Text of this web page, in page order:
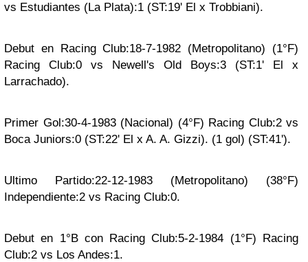
vs Estudiantes (La Plata):1 (ST:19' El x Trobbiani).
Debut en Racing Club:18-7-1982 (Metropolitano) (1°F)
Racing Club:0 vs Newell's Old Boys:3 (ST:1' El x
Larrachado).
Primer Gol:30-4-1983 (Nacional) (4°F) Racing Club:2 vs
Boca Juniors:0 (ST:22' El x A. A. Gizzi). (1 gol) (ST:41').
Ultimo Partido:22-12-1983 (Metropolitano) (38°F)
Independiente:2 vs Racing Club:0.
Debut en 1°B con Racing Club:5-2-1984 (1°F) Racing
Club:2 vs Los Andes:1.